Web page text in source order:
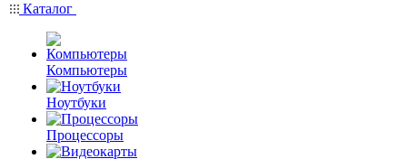
Каталог
Компьютеры
Ноутбуки
Процессоры